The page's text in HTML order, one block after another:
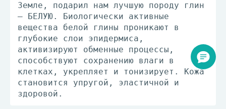
Земле, подарил нам лучшую породу глин
– БЕЛУЮ. Биологически активные
вещества белой глины проникают в
глубокие слои эпидермиса,
активизируют обменные процессы,
способствуют сохранению влаги в
клетках, укрепляет и тонизирует. Кожа
становится упругой, эластичной и
здоровой.